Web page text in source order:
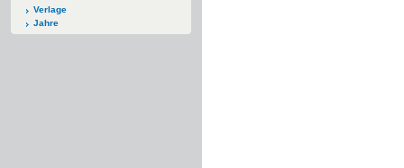
Verlage
Jahre